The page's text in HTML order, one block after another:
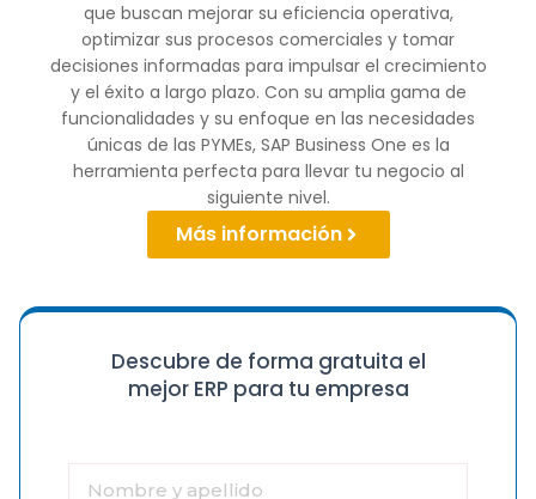
que buscan mejorar su eficiencia operativa,
optimizar sus procesos comerciales y tomar
decisiones informadas para impulsar el crecimiento
y el éxito a largo plazo. Con su amplia gama de
funcionalidades y su enfoque en las necesidades
únicas de las PYMEs, SAP Business One es la
herramienta perfecta para llevar tu negocio al
siguiente nivel.
Más información
Descubre de forma gratuita el
mejor ERP para tu empresa